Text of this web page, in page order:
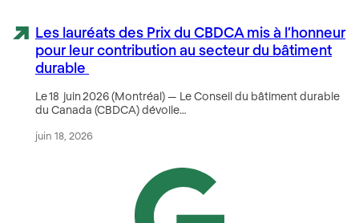
Les lauréats des Prix du CBDCA mis à l’honneur
pour leur contribution au secteur du bâtiment
durable
Le 18 juin 2026 (Montréal) — Le Conseil du bâtiment durable
du Canada (CBDCA) dévoile…
juin 18, 2026